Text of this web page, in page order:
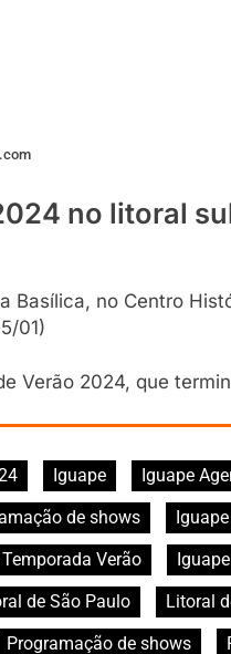
no litoral
Basílica, no Centro
01)
Verão 2024, que
Iguape
Iguape
de shows
Temporada Verão
de São Paulo
Litoral
Programação de shows